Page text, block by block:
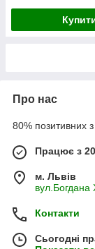
Про нас
80% позитивних з
Працює з
м. Львів
вул.Богдана
Контакти
Сьогодні